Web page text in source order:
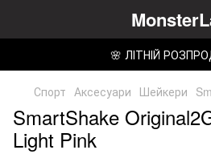
🌸 ЛІТНІЙ
Спорт Аксесуари Шейкери
SmartShake
Light Pink